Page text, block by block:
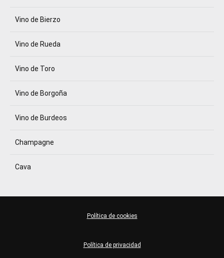
Vino de Bierzo
Vino de Rueda
Vino de Toro
Vino de Borgoña
Vino de Burdeos
Champagne
Cava
Política de privacidad
Política de cookies